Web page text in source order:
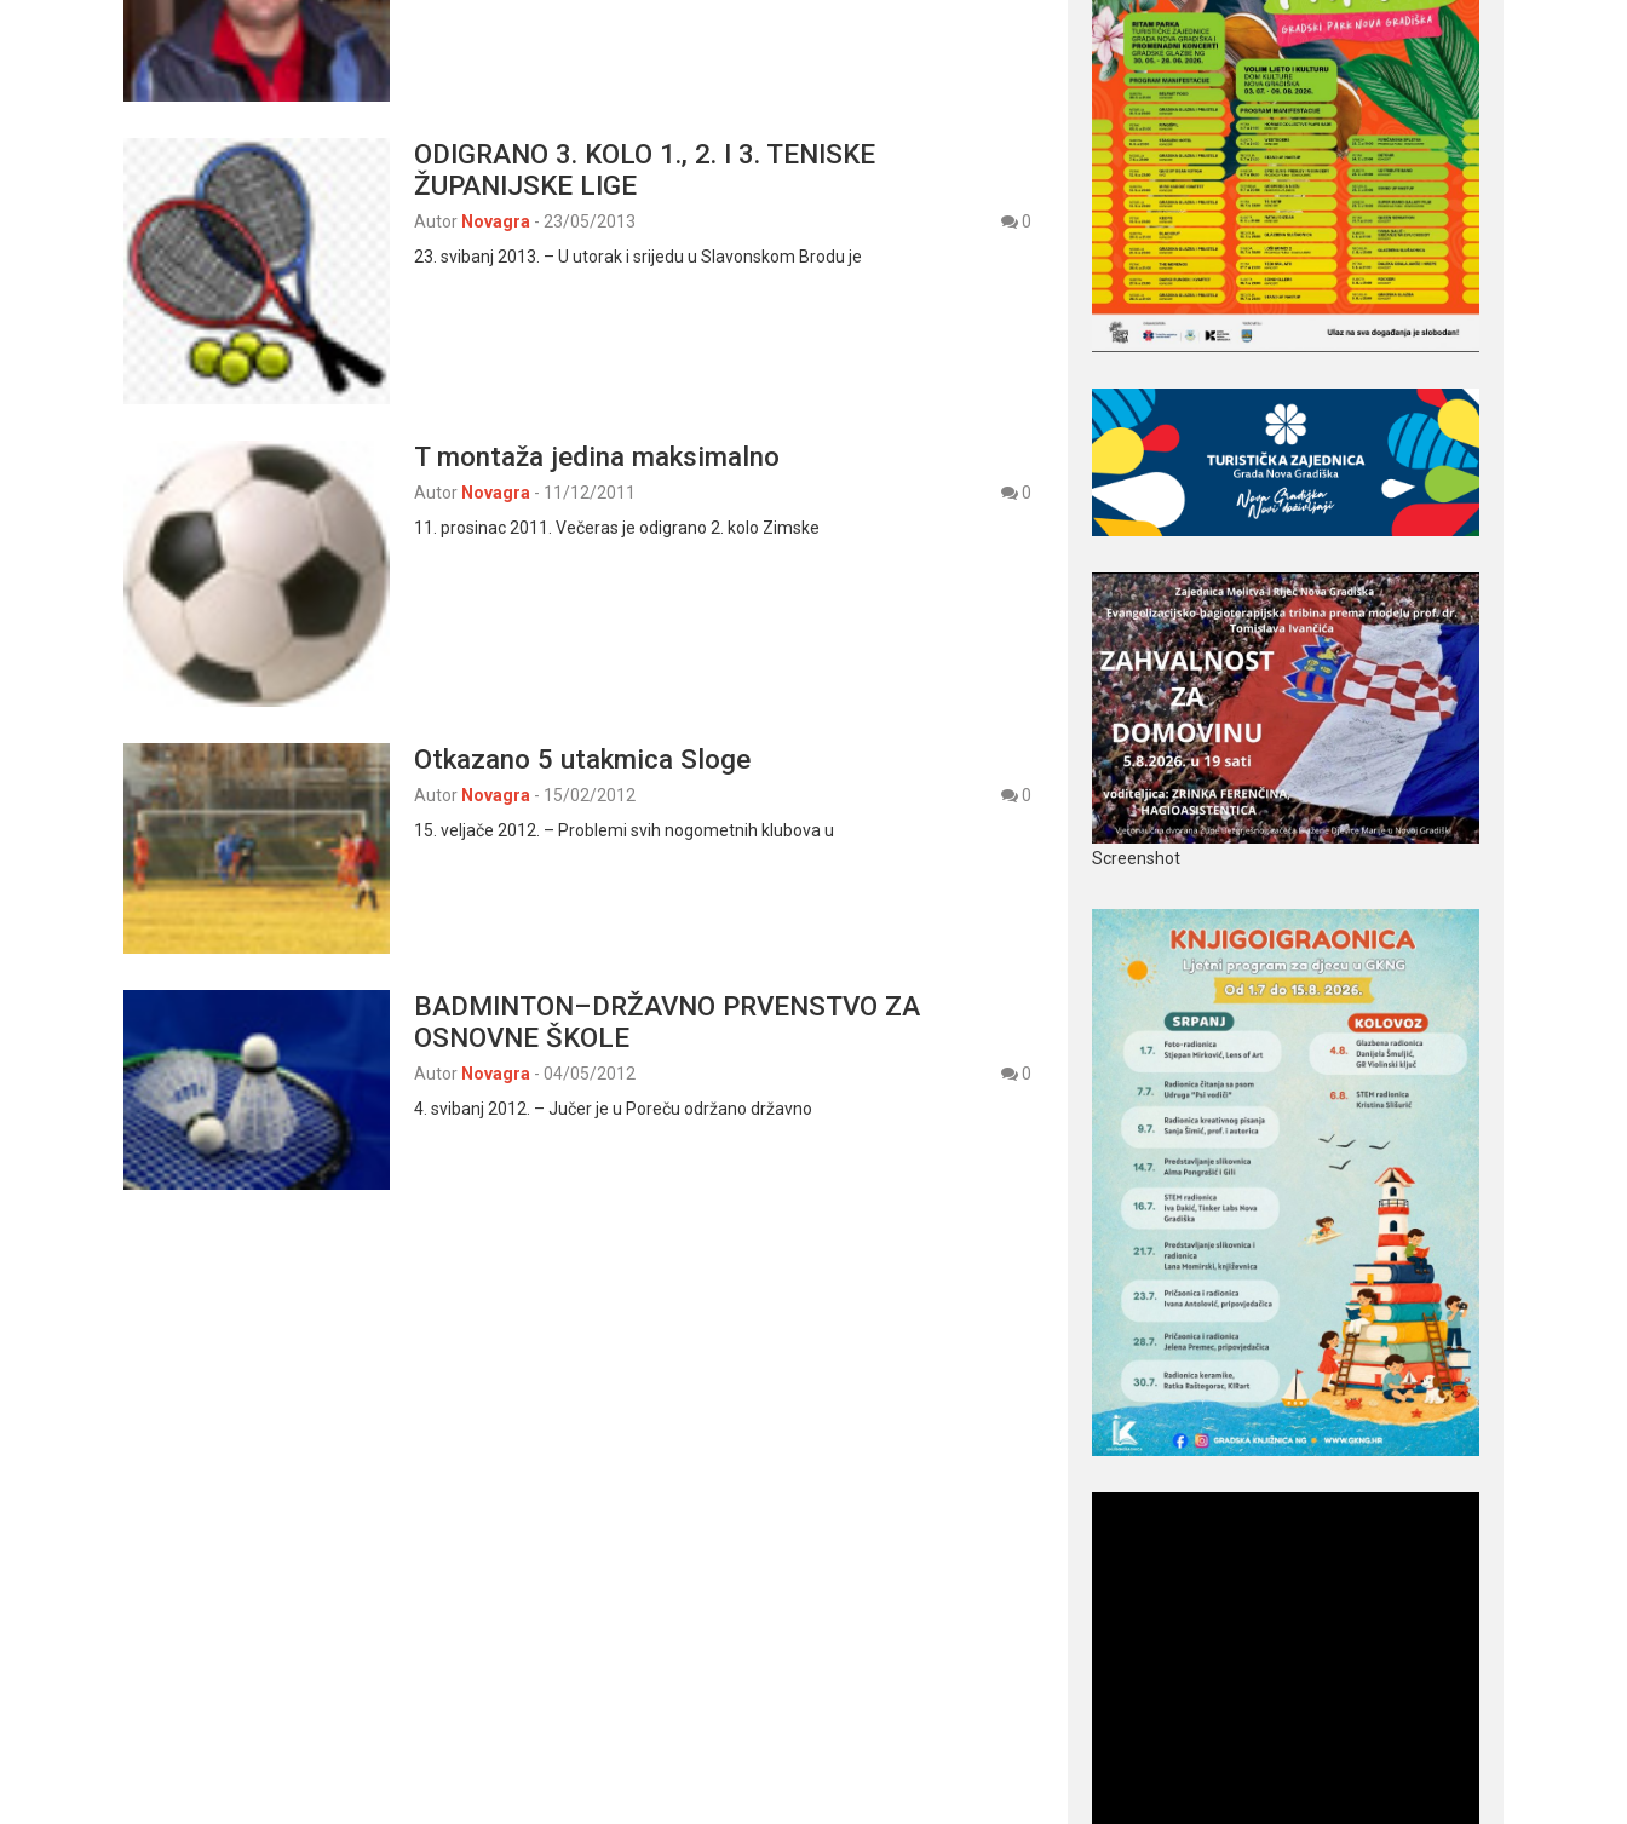
ODIGRANO 3. KOLO 1., 2. I 3. TENISKE
ŽUPANIJSKE LIGE
Autor Novagra - 23/05/2013
0
23. svibanj 2013. – U utorak i srijedu u Slavonskom Brodu je
T montaža jedina maksimalno
Autor Novagra - 11/12/2011
0
11. prosinac 2011. Večeras je odigrano 2. kolo Zimske
Otkazano 5 utakmica Sloge
Autor Novagra - 15/02/2012
0
15. veljače 2012. – Problemi svih nogometnih klubova u
BADMINTON–DRŽAVNO PRVENSTVO ZA
OSNOVNE ŠKOLE
Autor Novagra - 04/05/2012
0
4. svibanj 2012. – Jučer je u Poreču održano državno
Screenshot